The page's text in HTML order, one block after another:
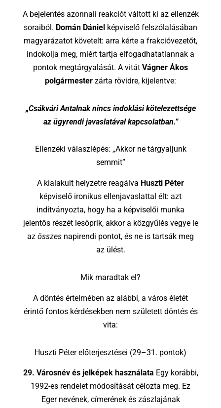
A bejelentés azonnali reakciót váltott ki az ellenzék
soraiból. Domán Dániel képviselő felszólalásában
magyarázatot követelt: arra kérte a frakcióvezetőt,
indokolja meg, miért tartja elfogadhatatlannak a
pontok megtárgyalását. A vitát Vágner Ákos
polgármester zárta rövidre, kijelentve:
„Csákvári Antalnak nincs indoklási kötelezettsége
az ügyrendi javaslatával kapcsolatban.”
Ellenzéki válaszlépés: „Akkor ne tárgyaljunk
semmit”
A kialakult helyzetre reagálva Huszti Péter
képviselő ironikus ellenjavaslattal élt: azt
indítványozta, hogy ha a képviselői munka
jelentős részét lesöprik, akkor a közgyűlés vegye le
az összes napirendi pontot, és ne is tartsák meg
az ülést.
Mik maradtak el?
A döntés értelmében az alábbi, a város életét
érintő fontos kérdésekben nem született döntés és
vita:
Huszti Péter előterjesztései (29–31. pontok)
29. Városnév és jelképek használata Egy korábbi,
1992-es rendelet módosítását célozta meg. Ez
Eger nevének, címerének és zászlajának